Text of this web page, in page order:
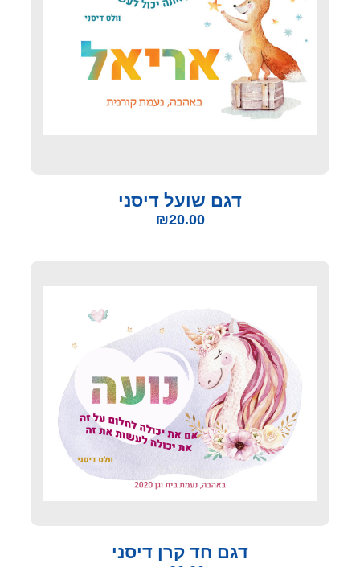
דגם שועל דיסני
₪20.00
דגם חד קרן דיסני